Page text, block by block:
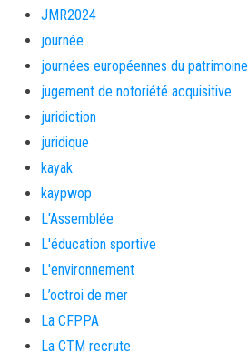
JMR2024
journée
journées européennes du patrimoine
jugement de notoriété acquisitive
juridiction
juridique
kayak
kaypwop
L'Assemblée
L'éducation sportive
L'environnement
L’octroi de mer
La CFPPA
La CTM recrute